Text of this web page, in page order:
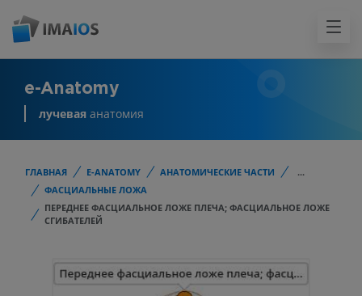
e-Anatomy
лучевая анатомия
ГЛАВНАЯ E-ANATOMY АНАТОМИЧЕСКИЕ ЧАСТИ
...
ФАСЦИАЛЬНЫЕ ЛОЖА
ПЕРЕДНЕЕ ФАСЦИАЛЬНОЕ ЛОЖЕ ПЛЕЧА; ФАСЦИАЛЬНОЕ ЛОЖЕ
СГИБАТЕЛЕЙ